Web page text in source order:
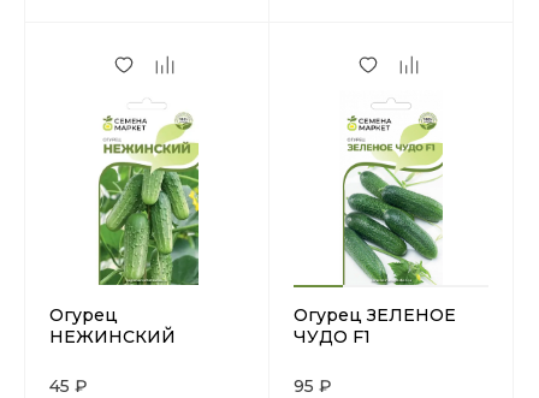
Огурец
НЕЖИНСКИЙ
45 ₽
Огурец ЗЕЛЕНОЕ
ЧУДО F1
95 ₽